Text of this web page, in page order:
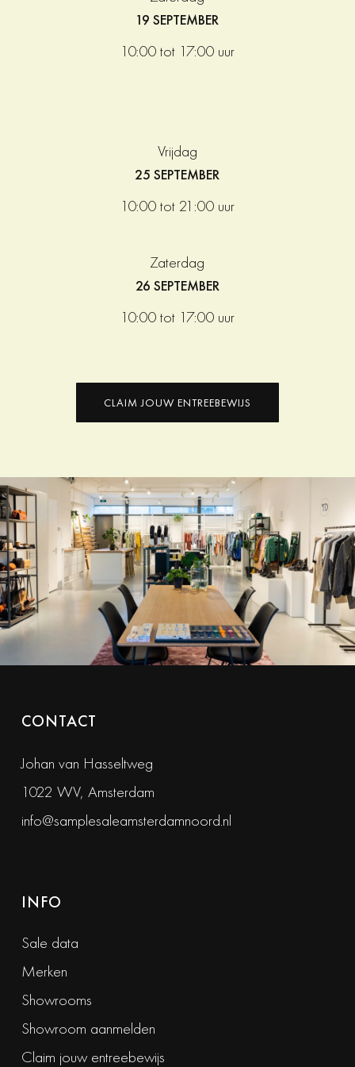
19 SEPTEMBER
10:00 tot 17:00 uur
Vrijdag
25 SEPTEMBER
10:00 tot 21:00 uur
Zaterdag
26 SEPTEMBER
10:00 tot 17:00 uur
CLAIM JOUW ENTREEBEWIJS
CONTACT
Johan van Hasseltweg
1022 WV, Amsterdam
info@samplesaleamsterdamnoord.nl
INFO
Sale data
Merken
Showrooms
Showroom aanmelden
Claim jouw entreebewijs